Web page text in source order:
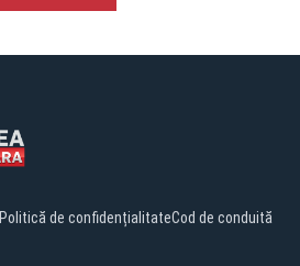
Politică de confidențialitateCod de conduită